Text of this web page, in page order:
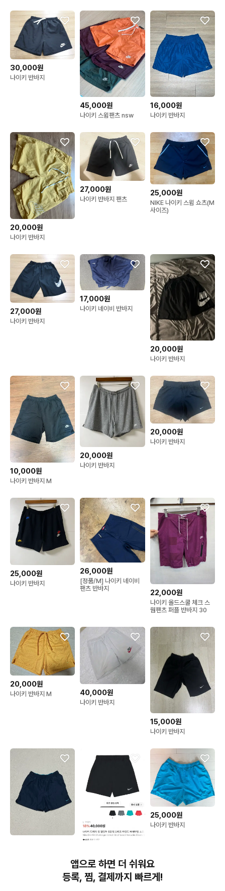
30,000원
나이키 반바지
45,000원
나이키 스윔팬츠 nsw
16,000원
나이키 반바지
20,000원
나이키 반바지
27,000원
나이키 반바지 팬츠
25,000원
NIKE 나이키 스윔 쇼츠(M
사이즈)
27,000원
나이키 반바지
17,000원
나이키 네이비 반바지
20,000원
나이키 반바지
10,000원
나이키 반바지 M
20,000원
나이키 반바지
20,000원
나이키 반바지
25,000원
나이키 반바지
26,000원
[정품/M] 나이키 네이비
팬츠 반바지
22,000원
나이키 올드스쿨 체크 스
웜팬츠 퍼플 반바지 30
20,000원
나이키 반바지 M 40,000원
나이키 반바지
15,000원
나이키 반바지
나이키 반바지
25,000원
나이키 반바지
앱으로 하면 더 쉬워요
등록, 찜, 결제까지 빠르게!